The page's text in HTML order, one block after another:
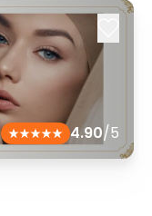
4.90/5